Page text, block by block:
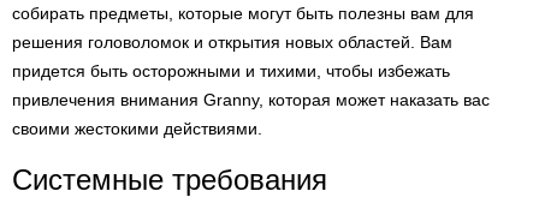
собирать предметы, которые могут быть полезны вам для
решения головоломок и открытия новых областей. Вам
придется быть осторожными и тихими, чтобы избежать
привлечения внимания Granny, которая может наказать вас
своими жестокими действиями.
Системные требования